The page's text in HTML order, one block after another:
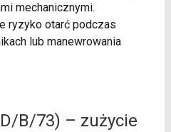
mechanicznymi.
ryzyko otarć podczas
lub manewrowania
B/73) – zużycie